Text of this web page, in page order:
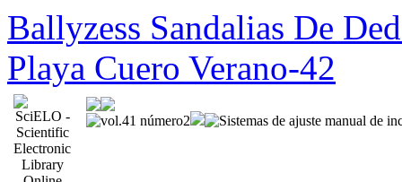
Ballyzess Sandalias De
Playa Cuero Verano-42